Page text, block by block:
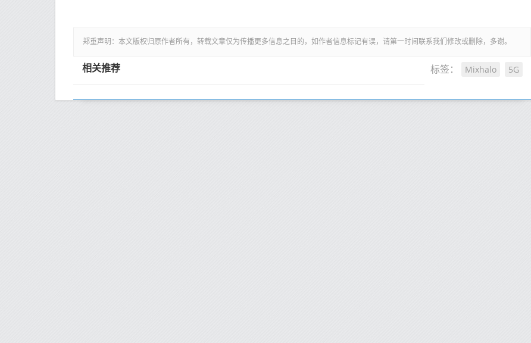
郑重声明：本文版权归原作者所有，转载文章仅为传播更多信息之目的，如作者信息标记有误，请第一时间联系我们修改或删除，多谢。
标签： Mixhalo 5G
相关推荐